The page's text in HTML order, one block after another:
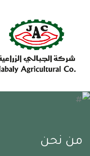
من نحن